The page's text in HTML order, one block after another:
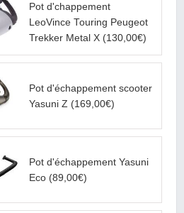
Pot d'chappement
LeoVince Touring Peugeot
Trekker Metal X (130,00€)
Pot d'échappement scooter
Yasuni Z (169,00€)
Pot d'échappement Yasuni
Eco (89,00€)